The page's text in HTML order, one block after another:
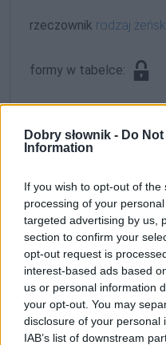
Dobry słownik - Do
Information
If you wish to opt-out of
processing of your
targeted advertising by us,
section to confirm your
opt-out request is
interest-based ads based
us or personal information
your opt-out. You may
disclosure of your personal
IAB’s list of downstream
rzeczownik rodzaj
formy w tabelce:
Strączyńska;
Strączyńskimi
ZGŁOŚ POPRAWKĘ